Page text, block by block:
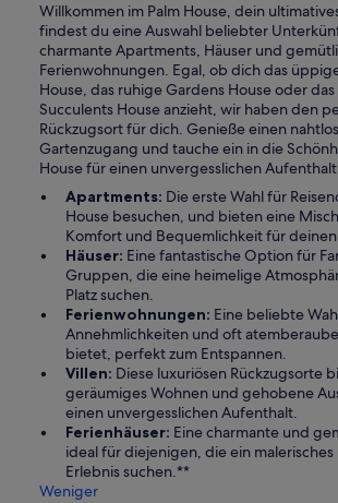
Willkommen im Palm House, dein
findest du eine Auswahl beliebter
charmante Apartments, Häuser und
Ferienwohnungen. Egal, ob dich das
House, das ruhige Gardens House oder
Succulents House anzieht, wir haben den
Rückzugsort für dich. Genieße einen
Gartenzugang und tauche ein in die
House für einen unvergesslichen
Apartments: Die erste Wahl für
House besuchen, und bieten eine
Komfort und Bequemlichkeit für
Häuser: Eine fantastische Option für
Gruppen, die eine heimelige
Platz suchen.
Ferienwohnungen: Eine beliebte
Annehmlichkeiten und oft
bietet, perfekt zum Entspannen.
Villen: Diese luxuriösen Rückzugsorte
geräumiges Wohnen und gehobene
einen unvergesslichen Aufenthalt.
Ferienhäuser: Eine charmante und
ideal für diejenigen, die ein
Erlebnis suchen.**
Weniger